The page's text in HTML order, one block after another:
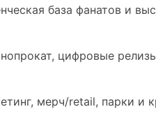
база фанатов и
цифровые
мерч/retail, парки и